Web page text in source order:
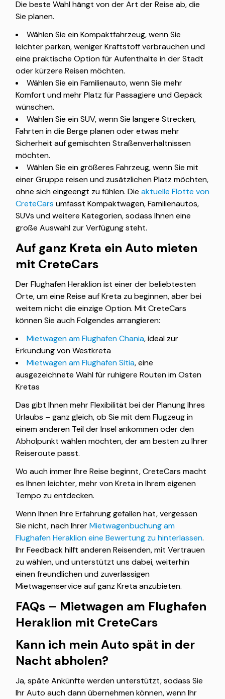
Die beste Wahl hängt von der Art der Reise ab, die
Sie planen.
Wählen Sie ein Kompaktfahrzeug, wenn Sie
leichter parken, weniger Kraftstoff verbrauchen und
eine praktische Option für Aufenthalte in der Stadt
oder kürzere Reisen möchten.
Wählen Sie ein Familienauto, wenn Sie mehr
Komfort und mehr Platz für Passagiere und Gepäck
wünschen.
Wählen Sie ein SUV, wenn Sie längere Strecken,
Fahrten in die Berge planen oder etwas mehr
Sicherheit auf gemischten Straßenverhältnissen
möchten.
Wählen Sie ein größeres Fahrzeug, wenn Sie mit
einer Gruppe reisen und zusätzlichen Platz möchten,
ohne sich eingeengt zu fühlen. Die aktuelle Flotte von
CreteCars umfasst Kompaktwagen, Familienautos,
SUVs und weitere Kategorien, sodass Ihnen eine
große Auswahl zur Verfügung steht.
Auf ganz Kreta ein Auto mieten
mit CreteCars
Der Flughafen Heraklion ist einer der beliebtesten
Orte, um eine Reise auf Kreta zu beginnen, aber bei
weitem nicht die einzige Option. Mit CreteCars
können Sie auch Folgendes arrangieren:
Mietwagen am Flughafen Chania, ideal zur
Erkundung von Westkreta
Mietwagen am Flughafen Sitia, eine
ausgezeichnete Wahl für ruhigere Routen im Osten
Kretas
Das gibt Ihnen mehr Flexibilität bei der Planung Ihres
Urlaubs – ganz gleich, ob Sie mit dem Flugzeug in
einem anderen Teil der Insel ankommen oder den
Abholpunkt wählen möchten, der am besten zu Ihrer
Reiseroute passt.
Wo auch immer Ihre Reise beginnt, CreteCars macht
es Ihnen leichter, mehr von Kreta in Ihrem eigenen
Tempo zu entdecken.
Wenn Ihnen Ihre Erfahrung gefallen hat, vergessen
Sie nicht, nach IhrerMietwagenbuchung am
Flughafen Heraklion eine Bewertung zu hinterlassen.
Ihr Feedback hilft anderen Reisenden, mit Vertrauen
zu wählen, und unterstützt uns dabei, weiterhin
einen freundlichen und zuverlässigen
Mietwagenservice auf ganz Kreta anzubieten.
FAQs – Mietwagen am Flughafen
Heraklion mit CreteCars
Kann ich mein Auto spät in der
Nacht abholen?
Ja, späte Ankünfte werden unterstützt, sodass Sie
Ihr Auto auch dann übernehmen können, wenn Ihr